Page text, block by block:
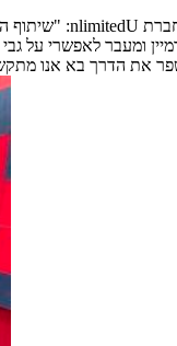
U
nlimited: "שיתוף
ומעבר לאפשרי על
את הדרך בא אנו